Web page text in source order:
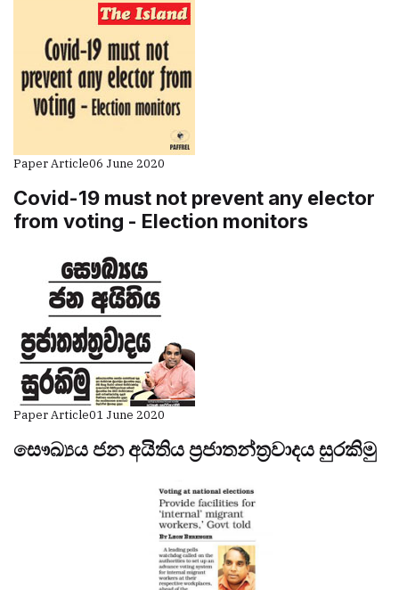
Paper Article06 June 2020
Covid-19 must not prevent any elector
from voting - Election monitors
Paper Article01 June 2020
සෞඛ්‍යය ජන අයිතිය ප්‍රජාතන්ත්‍රවාදය සුරකිමු